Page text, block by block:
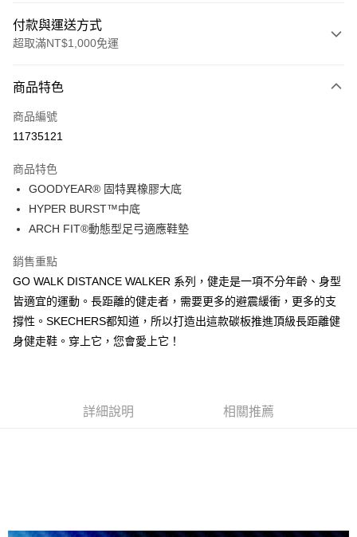
付款與運送方式
超取滿NT$1,000免運
信用卡一次付款
超商取貨付款
運送方式
全家取貨付款
每筆NT$60，滿NT$1,000(含以上)免運費
每筆NT$60，滿NT$1,000(含以上)免運費
宅配
每筆NT$80，滿NT$1,000(含以上)免運費
商品特色
商品編號
11735121
商品特色
GOODYEAR® 固特異橡膠大底
HYPER BURST™中底
ARCH FIT®動態型足弓適應鞋墊
銷售重點
GO WALK DISTANCE WALKER 系列，健走是一項不分年齡、身型
皆適宜的運動。長距離的健走者，需要更多的避震緩衝，更多的支
撐性。SKECHERS都知道，所以打造出這款碳板推進頂級長距離健
身健走鞋。穿上它，您會愛上它！
詳細說明 相關推薦